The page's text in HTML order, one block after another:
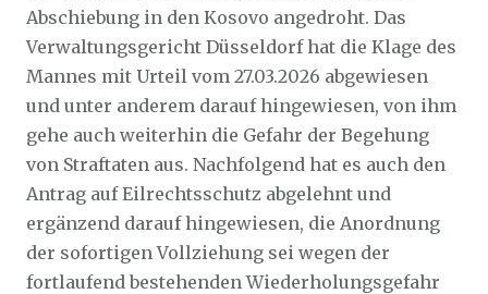
Abschiebung in den Kosovo ange­droht. Das
Verwaltungsgericht Düsseldorf hat die Klage des
Mannes mit Urteil vom 27.03.2026 abgewiesen
und unter anderem darauf hingewiesen, von ihm
gehe auch weiterhin die Gefahr der Begehung
von Straftaten aus. Nachfolgend hat es auch den
Antrag auf Eilrechtsschutz abgelehnt und
ergänzend darauf hingewiesen, die Anord­nung
der sofortigen Vollziehung sei wegen der
fortlaufend bestehenden Wiederho­lungsgefahr